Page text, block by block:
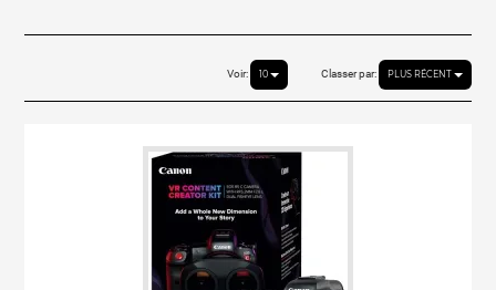
Classer par: PLUS RÉCENT
Voir: 10